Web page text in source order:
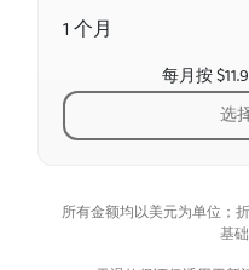
1 个月
每月按
选
所有金额均以美元为单位；
基